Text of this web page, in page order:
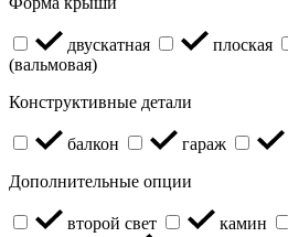
двускатная плоская
(вальмовая)
Конструктивные детали
балкон гараж
Дополнительные опции
второй свет камин